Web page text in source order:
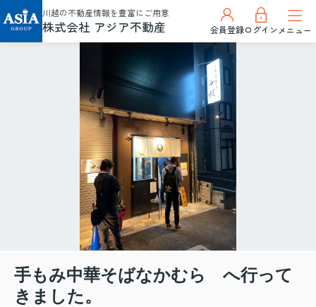
川越の不動産情報を豊富にご用意
株式会社 アジア不動産 会員登録ログインメニュー
手もみ中華そばなかむら へ行って
きました。